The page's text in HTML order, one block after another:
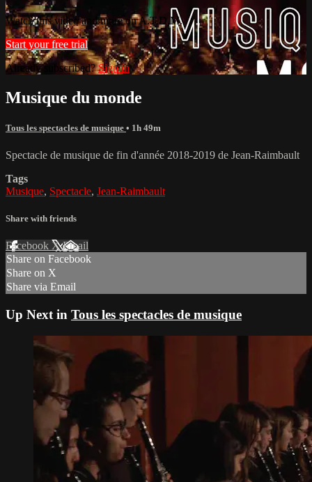
Watch this video and more on A.T.D.M.
Start your free trial
Already subscribed?Sign in
Musique du monde
Tous les spectacles de musique • 1h 49m
Spectacle de musique de fin d'année 2018-2019 de Jean-Raimbault
Tags
Musique, Spectacle, Jean-Raimbault
Share with friends
Facebook XEmail
Share on Facebook
Share on X
Share via Email
Up Next in Tous les spectacles de musique